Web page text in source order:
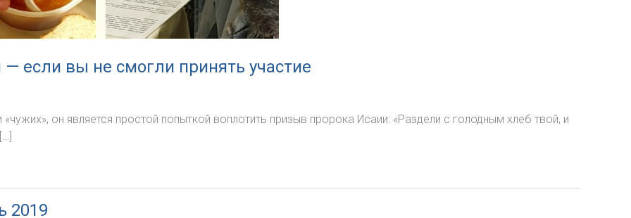
если вы не смогли принять участие
он является простой попыткой воплотить призыв пророка Исаии: «Раздели с голодным хлеб твой, и
2019